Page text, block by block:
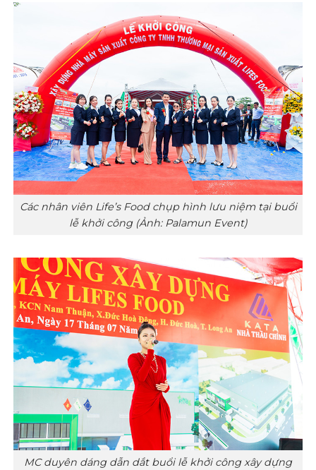
Các nhân viên Life’s Food chụp hình lưu niệm tại buổi
lễ khởi công (Ảnh: Palamun Event)
MC duyên dáng dẫn dắt buổi lễ khởi công xây dựng